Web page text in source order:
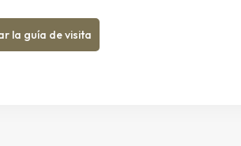
la guía de visita